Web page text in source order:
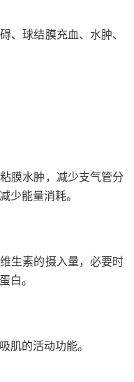
球结膜充血、水肿、
水肿，减少支气管分
少能量消耗。
素的摄入量，必要时
白。
的活动功能。